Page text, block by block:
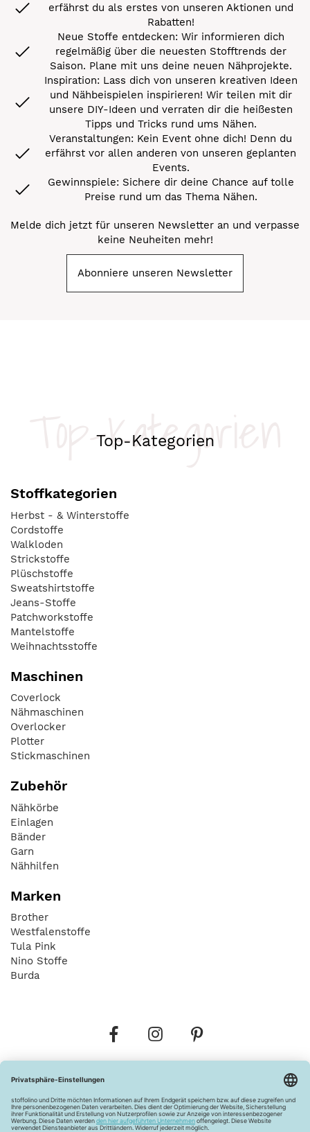
erfährst du als erstes von unseren Aktionen und
Rabatten!
Neue Stoffe entdecken: Wir informieren dich
regelmäßig über die neuesten Stofftrends der
Saison. Plane mit uns deine neuen Nähprojekte.
Inspiration: Lass dich von unseren kreativen Ideen
und Nähbeispielen inspirieren! Wir teilen mit dir
unsere DIY-Ideen und verraten dir die heißesten
Tipps und Tricks rund ums Nähen.
Veranstaltungen: Kein Event ohne dich! Denn du
erfährst vor allen anderen von unseren geplanten
Events.
Gewinnspiele: Sichere dir deine Chance auf tolle
Preise rund um das Thema Nähen.
Melde dich jetzt für unseren Newsletter an und verpasse
keine Neuheiten mehr!
Abonniere unseren Newsletter
Top-Kategorien
Top-Kategorien
Stoffkategorien
Herbst - & Winterstoffe
Cordstoffe
Walkloden
Strickstoffe
Plüschstoffe
Sweatshirtstoffe
Jeans-Stoffe
Patchworkstoffe
Mantelstoffe
Weihnachtsstoffe
Maschinen
Coverlock
Nähmaschinen
Overlocker
Plotter
Stickmaschinen
Zubehör
Nähkörbe
Einlagen
Bänder
Garn
Nähhilfen
Marken
Brother
Westfalenstoffe
Tula Pink
Nino Stoffe
Burda
Widerrufsbelehrung Vertrag widerrufen